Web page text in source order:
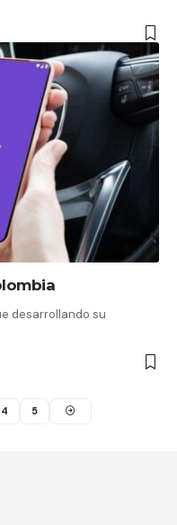
desarrollando su
4 5